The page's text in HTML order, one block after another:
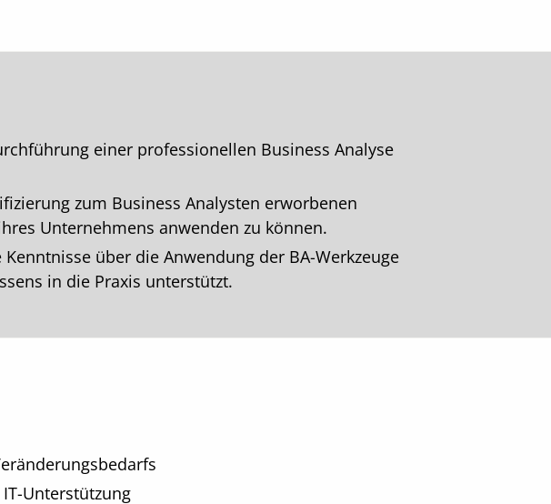
einer professionellen Business Analyse
zum Business Analysten erworbenen
Unternehmens anwenden zu können.
über die Anwendung der BA-Werkzeuge
in die Praxis unterstützt.
Unterstützung